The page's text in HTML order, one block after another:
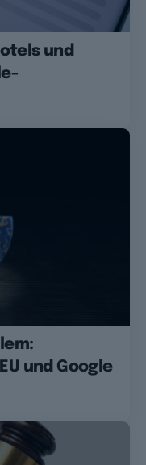
und
und Google